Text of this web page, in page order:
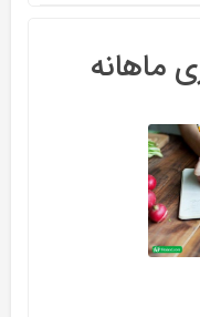
ماهانه